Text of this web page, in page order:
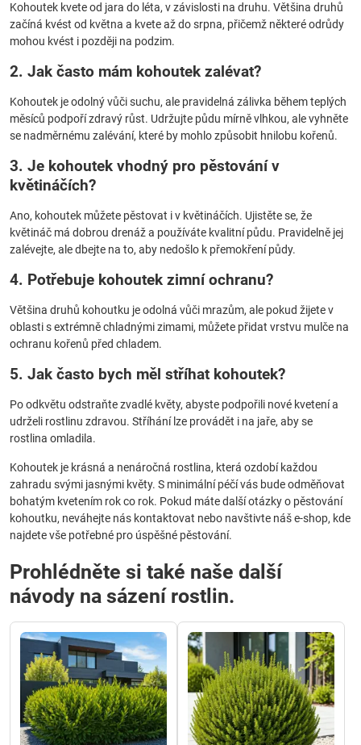
Kohoutek kvete od jara do léta, v závislosti na druhu. Většina druhů
začíná kvést od května a kvete až do srpna, přičemž některé odrůdy
mohou kvést i později na podzim.
2. Jak často mám kohoutek zalévat?
Kohoutek je odolný vůči suchu, ale pravidelná zálivka během teplých
měsíců podpoří zdravý růst. Udržujte půdu mírně vlhkou, ale vyhněte
se nadměrnému zalévání, které by mohlo způsobit hnilobu kořenů.
3. Je kohoutek vhodný pro pěstování v
květináčích?
Ano, kohoutek můžete pěstovat i v květináčích. Ujistěte se, že
květináč má dobrou drenáž a používáte kvalitní půdu. Pravidelně jej
zalévejte, ale dbejte na to, aby nedošlo k přemokření půdy.
4. Potřebuje kohoutek zimní ochranu?
Většina druhů kohoutku je odolná vůči mrazům, ale pokud žijete v
oblasti s extrémně chladnými zimami, můžete přidat vrstvu mulče na
ochranu kořenů před chladem.
5. Jak často bych měl stříhat kohoutek?
Po odkvětu odstraňte zvadlé květy, abyste podpořili nové kvetení a
udrželi rostlinu zdravou. Stříhání lze provádět i na jaře, aby se
rostlina omladila.
Kohoutek je krásná a nenáročná rostlina, která ozdobí každou
zahradu svými jasnými květy. S minimální péčí vás bude odměňovat
bohatým kvetením rok co rok. Pokud máte další otázky o pěstování
kohoutku, neváhejte nás kontaktovat nebo navštivte náš e-shop, kde
najdete vše potřebné pro úspěšné pěstování.
Prohlédněte si také naše další
návody na sázení rostlin.